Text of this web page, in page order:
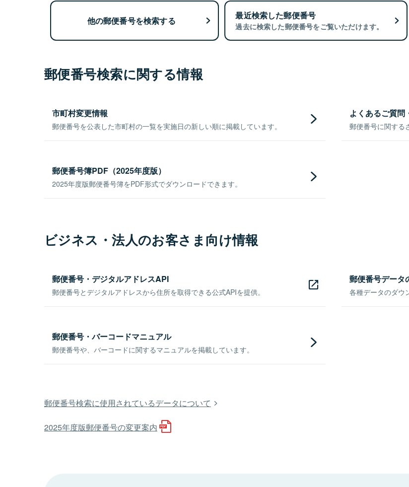
他の郵便番号を検索する 最近検索した郵便番号
過去に検索した郵便番号をご覧いただけます。
郵便番号検索に関する情報
市町村変更情報
郵便番号を公表した市町村の一覧を実施日の新しい順に掲載しています。
よくあるご質問
郵便番号に関する
郵便番号簿PDF（2025年度版）
2025年度版郵便番号簿をPDF形式でダウンロードできます。
ビジネス・法人のお客さま向け情報
郵便番号・デジタルアドレスAPI
郵便番号とデジタルアドレスから住所を取得できる公式APIを提供。
郵便番号データ
各種データのダウ
郵便番号・バーコードマニュアル
郵便番号や、バーコードに関するマニュアルを掲載しています。
郵便番号検索に使用されているデータについて
2025年度版郵便番号の変更案内